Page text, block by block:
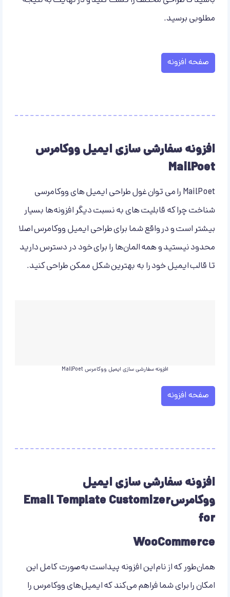
مطلوبی برسید.
صفحه افزونه
افزونه سفارشی سازی ایمیل ووکامرس
MailPoet
MailPoet را می توان غول طراحی ایمیل های ووکامرسی
شناخت چرا که قابلیت های به نسبت دیگر افزونه‌ها بسیار
بیشتر است و در واقع شما برای طراحی ایمیل ووکامرس اصلا
محدود نیستید و همه المان‌ها را برای خود در دسترس دارید
تا قالب ایمیل خود را به بهترین شکل ممکن طراحی کنید.
افزونه سفارشی سازی ایمیل ووکامرس MailPoet
صفحه افزونه
افزونه سفارشی سازی ایمیل
ووکامرسEmail Template Customizer
for
WooCommerce
همان‌طور که از نام این افزونه پیداست به‌صورت کامل این
امکان را برای شما فراهم می‌کند که ایمیل‌های ووکامرس را